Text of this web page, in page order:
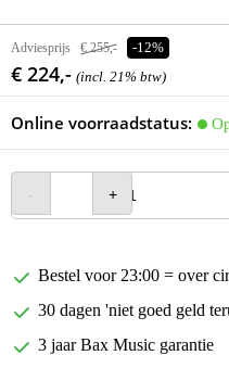
Adviesprijs € 255,- -12%
€ 224,- (incl. 21% btw)
Online voorraadstatus:
Bestel voor 23:00 = over
30 dagen 'niet goed geld
3 jaar Bax Music garantie